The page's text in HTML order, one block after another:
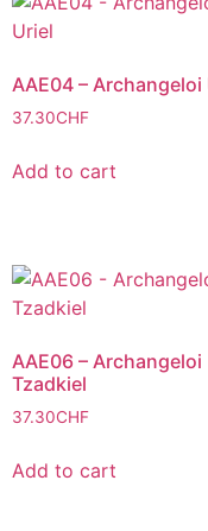
AAE04 – Archangeloi
37.30CHF
Add to cart
AAE06 – Archangeloi
Tzadkiel
37.30CHF
Add to cart